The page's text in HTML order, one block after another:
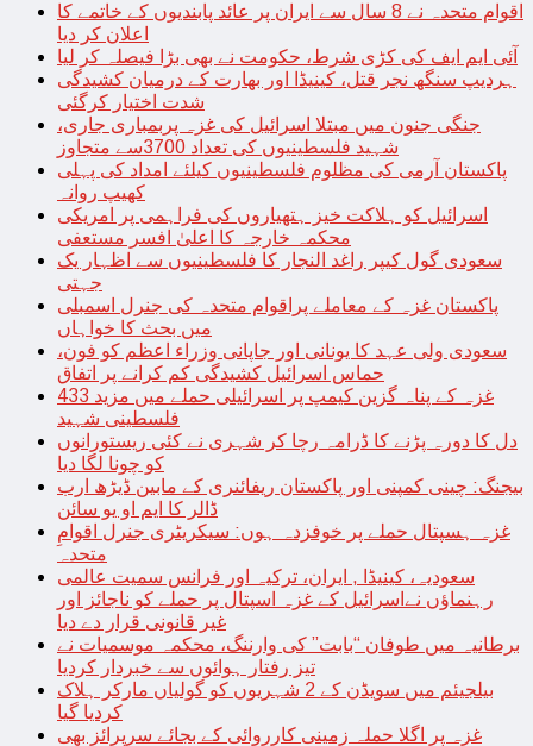
اقوام متحدہ نے 8 سال سے ایران پر عائد پابندیوں کے خاتمے کا
اعلان کر دیا
آئی ایم ایف کی کڑی شرط، حکومت نے بھی بڑا فیصلہ کر لیا
ہردیپ سنگھ نجر قتل، کینیڈا اور بھارت کے درمیان کشیدگی
شدت اختیار کرگئی
جنگی جنون میں مبتلا اسرائیل کی غزہ پربمباری جاری،
شہید فلسطینیوں کی تعداد 3700سے متجاوز
پاکستان آرمی کی مظلوم فلسطینیوں کیلئے امداد کی پہلی
کھیپ روانہ
اسرائیل کو ہلاکت خیز ہتھیاروں کی فراہمی پر امریکی
محکمہ خارجہ کا اعلیٰ افسر مستعفی
سعودی گول کیپر راغد النجار کا فلسطینیوں سے اظہار یک
جہتی
پاکستان غزہ کے معاملے پراقوام متحدہ کی جنرل اسمبلی
میں بحث کا خواہاں
سعودی ولی عہد کا یونانی اور جاپانی وزراء اعظم کو فون،
حماس اسرائیل کشیدگی کم کرانے پر اتفاق
غزہ کے پناہ گزین کیمپ پر اسرائیلی حملے میں مزید 433
فلسطینی شہید
دل کا دورہ پڑنے کا ڈرامہ رچا کر شہری نے کئی ریستورانوں
کو چونا لگا دیا
بیجنگ: چینی کمپنی اور پاکستان ریفائنری کے مابین ڈیڑھ ارب
ڈالر کا ایم او یو سائن
غزہ ہسپتال حملے پر خوفزدہ ہوں: سیکریٹری جنرل اقوامِ
متحدہ
سعودیہ، کینیڈا , ایران، ترکیہ اور فرانس سمیت عالمی
رہنماؤں نےاسرائیل کے غزہ اسپتال پر حملے کو ناجائز اور
غیر قانونی قرار دے دیا
برطانیہ میں طوفان “بابت” کی وارننگ، محکمہ موسمیات نے
تیز رفتار ہوائوں سے خبردار کردیا
بیلجیئم میں سویڈن کے 2 شہریوں کو گولیاں مارکر ہلاک
کردیا گیا
غزہ پر اگلا حملہ زمینی کارروائی کے بجائے سرپرائز بھی